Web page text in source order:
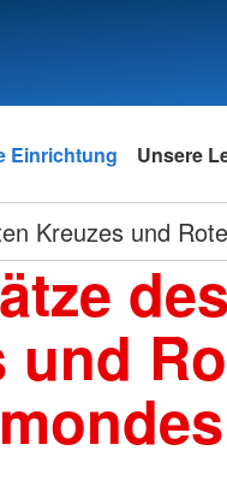
Einrichtung Unsere
Kreuzes und
und